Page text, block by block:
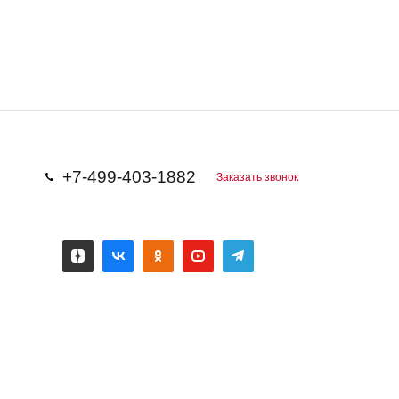
+7-499-403-1882 Заказать звонок